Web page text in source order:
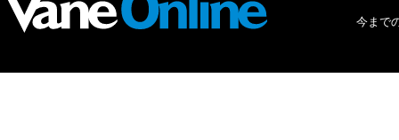
今まで